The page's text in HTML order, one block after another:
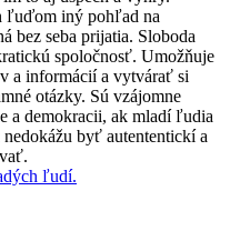
ľuďom iný pohľad na
bez seba prijatia. Sloboda
spoločnosť. Umožňuje
a informácií a vytvárať si
otázky. Sú vzájomne
a demokracii, ak mladí ľudia
byť autententickí a
ľudí.